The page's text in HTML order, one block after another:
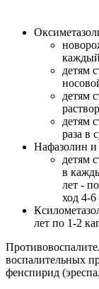
каждый
детям
детям
детям
раза в
Нафазолин и
детям
в
лет -
ход 4-6
лет по 1-2
воспалительных
фенспирид